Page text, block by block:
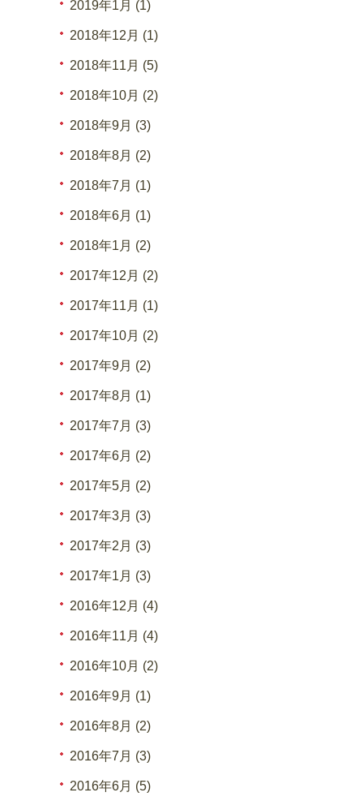
2019年1月 (1)
2018年12月 (1)
2018年11月 (5)
2018年10月 (2)
2018年9月 (3)
2018年8月 (2)
2018年7月 (1)
2018年6月 (1)
2018年1月 (2)
2017年12月 (2)
2017年11月 (1)
2017年10月 (2)
2017年9月 (2)
2017年8月 (1)
2017年7月 (3)
2017年6月 (2)
2017年5月 (2)
2017年3月 (3)
2017年2月 (3)
2017年1月 (3)
2016年12月 (4)
2016年11月 (4)
2016年10月 (2)
2016年9月 (1)
2016年8月 (2)
2016年7月 (3)
2016年6月 (5)